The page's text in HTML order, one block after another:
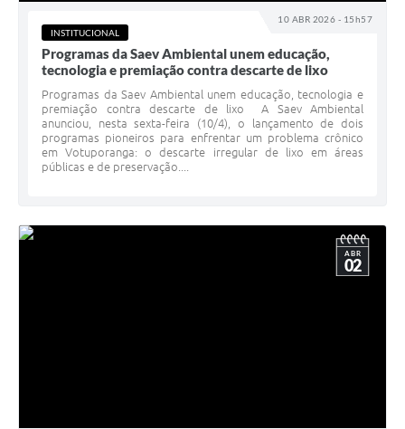
10 ABR 2026 - 15h57
INSTITUCIONAL
Programas da Saev Ambiental unem educação,
tecnologia e premiação contra descarte de lixo
Programas da Saev Ambiental unem educação, tecnologia e
premiação contra descarte de lixo A Saev Ambiental
anunciou, nesta sexta-feira (10/4), o lançamento de dois
programas pioneiros para enfrentar um problema crônico
em Votuporanga: o descarte irregular de lixo em áreas
públicas e de preservação....
ABR
02